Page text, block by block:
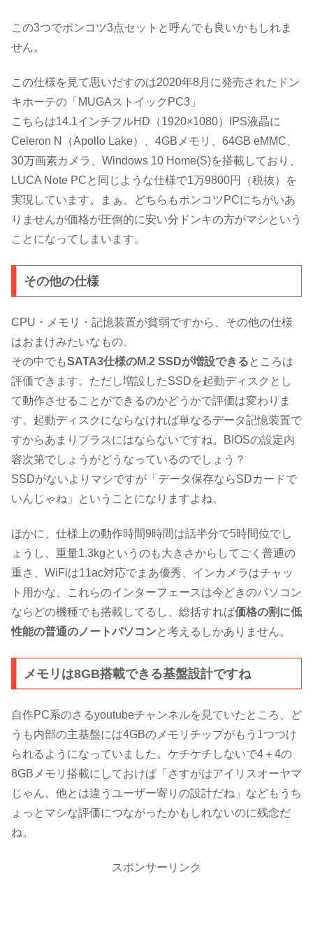
この3つでポンコツ3点セットと呼んでも良いかもしれま
せん。
この仕様を見て思いだすのは2020年8月に発売されたドン
キホーテの「MUGAストイックPC3」
こちらは14.1インチフルHD（1920×1080）IPS液晶に
Celeron N（Apollo Lake）、4GBメモリ、64GB eMMC、
30万画素カメラ、Windows 10 Home(S)を搭載しており、
LUCA Note PCと同じような仕様で1万9800円（税抜）を
実現しています。まぁ、どちらもポンコツPCにちがいあ
りませんが価格が圧倒的に安い分ドンキの方がマシという
ことになってしまいます。
その他の仕様
CPU・メモリ・記憶装置が貧弱ですから、その他の仕様
はおまけみたいなもの。
その中でもSATA3仕様のM.2 SSDが増設できる ところは
評価できます。ただし増設したSSDを起動ディスクとし
て動作させることができるのかどうかで評価は変わりま
す。起動ディスクにならなければ単なるデータ記憶装置で
すからあまりプラスにはならないですね。BIOSの設定内
容次第でしょうがどうなっているのでしょう？
SSDがないよりマシですが「データ保存ならSDカードで
いんじゃね」ということになりますよね。
ほかに、仕様上の動作時間9時間は話半分で5時間位でし
ょうし、重量1.3kgというのも大きさからしてごく普通の
重さ、WiFiは11ac対応でまあ優秀、インカメラはチャッ
ト用かな、これらのインターフェースは今どきのパソコン
ならどの機種でも搭載してるし、総括すれば価格の割に低
性能の普通のノートパソコンと考えるしかありません。
メモリは8GB搭載できる基盤設計ですね
自作PC系のさるyoutubeチャンネルを見ていたところ、ど
うも内部の主基盤には4GBのメモリチップがもう1つつけ
られるようになっていました。ケチケチしないで4＋4の
8GBメモリ搭載にしておけば「さすがはアイリスオーヤマ
じゃん。他とは違うユーザー寄りの設計だね」などもうち
ょっとマシな評価につながったかもしれないのに残念だ
ね。
スポンサーリンク